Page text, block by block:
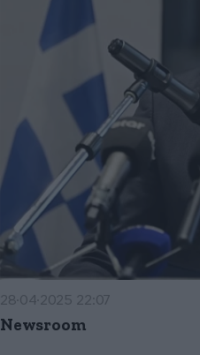
28·04·2025 22:07
Newsroom